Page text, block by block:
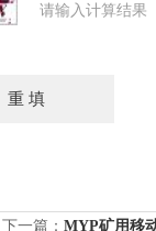
请输入计算结果
下一篇： MYP矿用移